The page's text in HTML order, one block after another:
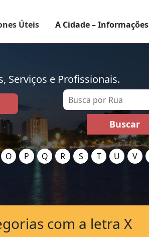
Úteis A Cidade – Informações
Serviços e Profissionais.
O P Q R S T U V
com a letra X